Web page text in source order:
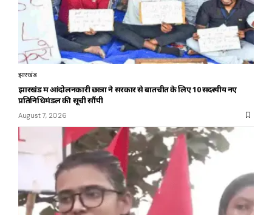
झारखंड
झारखंड में आंदोलनकारी छात्रों ने सरकार से बातचीत के लिए 10 सदस्यीय नए
प्रतिनिधिमंडल की सूची सौंपी
August 7, 2026